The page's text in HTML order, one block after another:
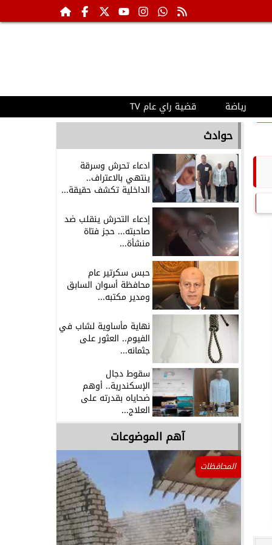
رياضة قضية راي عام TV
حوادث
ادعاء تحرش وسرقة
ينتهي بالاعتراف..
الداخلية تكشف حقيقة...
إدعاء التحرش ينقلب ضد
صاحبته... حجز فتاة
منشأة...
حبس سكرتير عام
محافظة أسوان السابق
ومدير مكتبه...
نهاية مأساوية لشاب في
الفيوم.. العثور على
جثمانه...
سقوط دجال
الإسكندرية.. أوهم
ضحاياه بقدرته على
العلاج...
آهم الموضوعات
المحافظات